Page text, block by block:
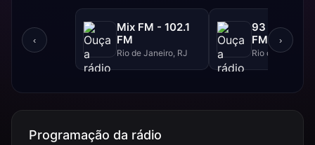
‹
Mix FM - 102.1
FM
Rio de Janeiro, RJ
93 FM -
FM
Rio de Janeiro,
›
Programação da rádio